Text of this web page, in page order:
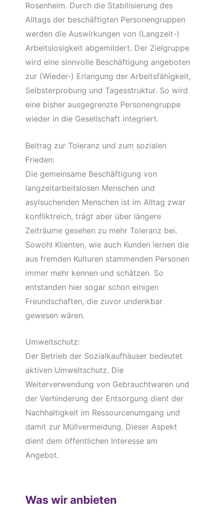
Rosenheim. Durch die Stabilisierung des
Alltags der beschäftigten Personengruppen
werden die Auswirkungen von (Langzeit-)
Arbeitslosigkeit abgemildert. Der Zielgruppe
wird eine sinnvolle Beschäftigung angeboten
zur (Wieder-) Erlangung der Arbeitsfähigkeit,
Selbsterprobung und Tagesstruktur. So wird
eine bisher ausgegrenzte Personengruppe
wieder in die Gesellschaft integriert.
Beitrag zur Toleranz und zum sozialen
Frieden:
Die gemeinsame Beschäftigung von
langzeitarbeitslosen Menschen und
asylsuchenden Menschen ist im Alltag zwar
konfliktreich, trägt aber über längere
Zeiträume gesehen zu mehr Toleranz bei.
Sowohl Klienten, wie auch Kunden lernen die
aus fremden Kulturen stammenden Personen
immer mehr kennen und schätzen. So
entstanden hier sogar schon einigen
Freundschaften, die zuvor undenkbar
gewesen wären.
Umweltschutz:
Der Betrieb der Sozialkaufhäuser bedeutet
aktiven Umweltschutz. Die
Weiterverwendung von Gebrauchtwaren und
der Verhinderung der Entsorgung dient der
Nachhaltigkeit im Ressourcenumgang und
damit zur Müllvermeidung. Dieser Aspekt
dient dem öffentlichen Interesse am
Angebot.
Was wir anbieten